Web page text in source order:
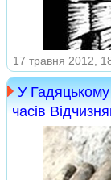
17 травня 2012,
У Гадяцькому
часів